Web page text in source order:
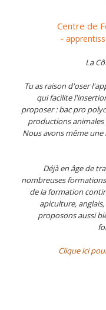
Centre de
-
La
Tu as raison d'oser
qui facilite
proposer : bac pro
productions
Nous avons même
Déjà en âge de
nombreuses
de la formation
apiculture,
proposons aussi
Clique ici